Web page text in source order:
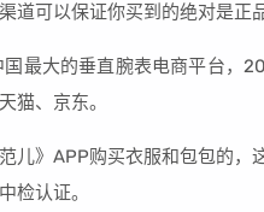
道可以保证你买到的绝对是正
最大的垂直腕表电商平台，
猫、京东。
儿》APP购买衣服和包包的，
检认证。